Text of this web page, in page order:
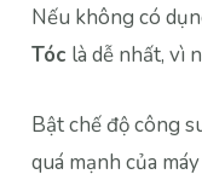
Nếu không có
Tóc là dễ nhất, vì
Bật chế độ công
quá mạnh của